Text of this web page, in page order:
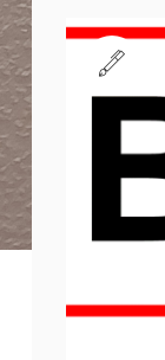
Standard